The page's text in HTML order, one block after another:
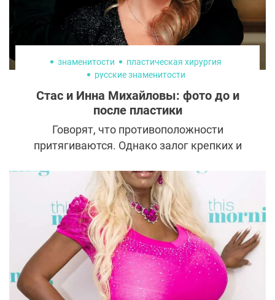
знаменитости
пластическая хирургия
русские знаменитости
инна михайлова +до +и после пластики
Стас и Инна Михайловы: фото до и
после пластики
Говорят, что противоположности
притягиваются. Однако залог крепких и
каждого участника союза, работа над
отношениями и над собой. История Стаса и
Инны Михайловых стала еще одним
доказательством этого утверждения.
Супруги познакомились, когда им было за
30, но за 14 лет оба сильно изменились и
внутренне и внешне.